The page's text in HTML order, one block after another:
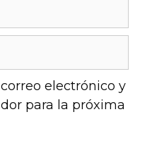
electrónico y
para la próxima